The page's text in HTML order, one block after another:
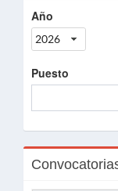
Año
2026
Puesto